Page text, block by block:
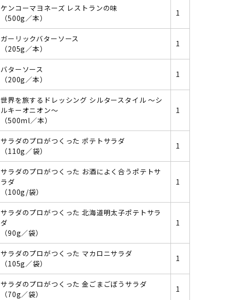
ケンコーマヨネーズ レストランの味
（500g／本）
1
ガーリックバターソース
（205g／本）
1
バターソース
（200g／本）
1
世界を旅するドレッシング シルタースタイル ～シ
ルキーオニオン～
（500ml／本）
1
サラダのプロがつくった ポテトサラダ
（110g／袋）
1
サラダのプロがつくった お酒によく合うポテトサ
ラダ
（100g/袋）
1
サラダのプロがつくった 北海道明太子ポテトサラ
ダ
（90g／袋）
1
サラダのプロがつくった マカロニサラダ
（105g／袋）
1
サラダのプロがつくった 金ごまごぼうサラダ
（70g／袋）
1